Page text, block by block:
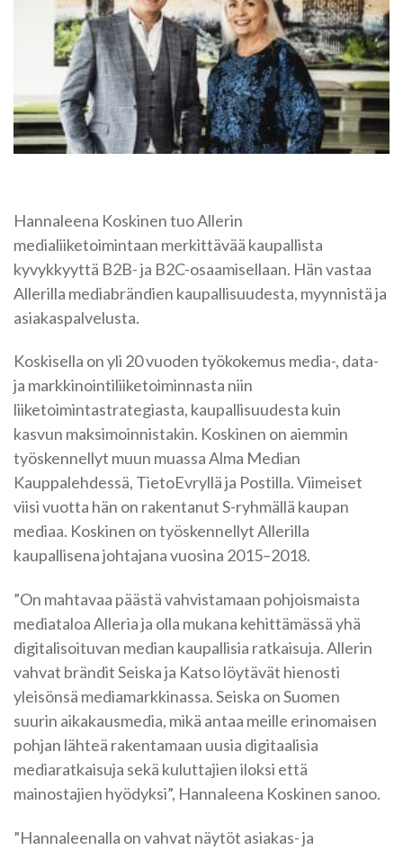
Hannaleena Koskinen tuo Allerin
medialiiketoimintaan merkittävää kaupallista
kyvykkyyttä B2B- ja B2C-osaamisellaan. Hän vastaa
Allerilla mediabrändien kaupallisuudesta, myynnistä ja
asiakaspalvelusta.
Koskisella on yli 20 vuoden työkokemus media-, data-
ja markkinointiliiketoiminnasta niin
liiketoimintastrategiasta, kaupallisuudesta kuin
kasvun maksimoinnistakin. Koskinen on aiemmin
työskennellyt muun muassa Alma Median
Kauppalehdessä, TietoEvryllä ja Postilla. Viimeiset
viisi vuotta hän on rakentanut S-ryhmällä kaupan
mediaa. Koskinen on työskennellyt Allerilla
kaupallisena johtajana vuosina 2015–2018.
”On mahtavaa päästä vahvistamaan pohjoismaista
mediataloa Alleria ja olla mukana kehittämässä yhä
digitalisoituvan median kaupallisia ratkaisuja. Allerin
vahvat brändit Seiska ja Katso löytävät hienosti
yleisönsä mediamarkkinassa. Seiska on Suomen
suurin aikakausmedia, mikä antaa meille erinomaisen
pohjan lähteä rakentamaan uusia digitaalisia
mediaratkaisuja sekä kuluttajien iloksi että
mainostajien hyödyksi”, Hannaleena Koskinen sanoo.
”Hannaleenalla on vahvat näytöt asiakas- ja